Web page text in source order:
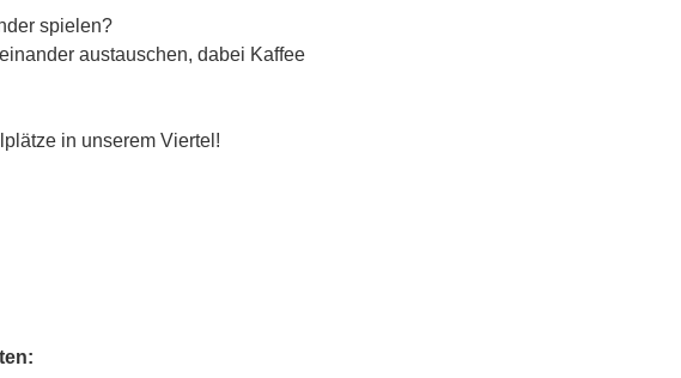
spielen?
austauschen, dabei Kaffee
in unserem Viertel!